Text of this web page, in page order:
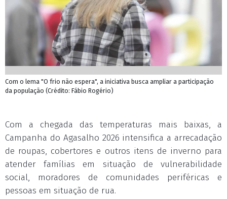
Com o lema "O frio não espera", a iniciativa busca ampliar a participação
da população (Crédito: Fábio Rogério)
Com a chegada das temperaturas mais baixas, a
Campanha do Agasalho 2026 intensifica a arrecadação
de roupas, cobertores e outros itens de inverno para
atender famílias em situação de vulnerabilidade
social, moradores de comunidades periféricas e
pessoas em situação de rua.